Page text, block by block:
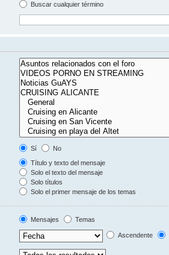
Buscar cualquier término
Sí
No
Título y texto del mensaje
Solo el texto del mensaje
Solo títulos
Solo el primer mensaje de los temas
Mensajes
Temas
Ascendente